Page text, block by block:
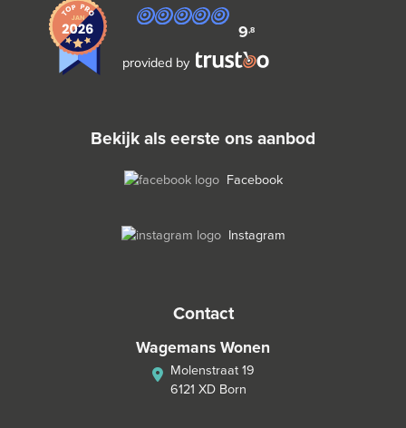
9,8
provided by
bekijk als eerste ons aanbod
Facebook
Instagram
contact
Wagemans Wonen
Molenstraat 19
6121 XD Born